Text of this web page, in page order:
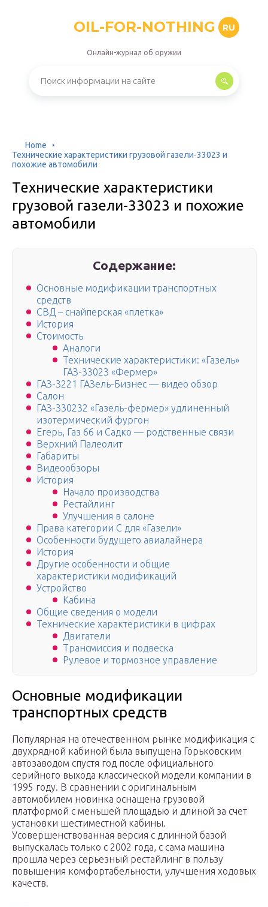
OIL-FOR-NOTHING RU
Онлайн-журнал об оружии
Home
Технические характеристики грузовой газели-33023 и
похожие автомобили
Технические характеристики
грузовой газели-33023 и похожие
автомобили
Содержание:
Основные модификации транспортных
средств
СВД – снайперская «плетка»
История
Стоимость
Аналоги
Технические характеристики: «Газель»
ГАЗ-33023 «Фермер»
ГАЗ-3221 ГАЗель-Бизнес — видео обзор
Салон
ГАЗ-330232 «Газель-фермер» удлиненный
изотермический фургон
Егерь, Газ 66 и Садко — родственные связи
Верхний Палеолит
Габариты
Видеообзоры
История
Начало производства
Рестайлинг
Улучшения в салоне
Права категории С для «Газели»
Особенности будущего авиалайнера
История
Другие особенности и общие
характеристики модификаций
Устройство
Кабина
Общие сведения о модели
Технические характеристики в цифрах
Двигатели
Трансмиссия и подвеска
Рулевое и тормозное управление
Основные модификации
транспортных средств
Популярная на отечественном рынке модификация с
двухрядной кабиной была выпущена Горьковским
автозаводом спустя год после официального
серийного выхода классической модели компании в
1995 году. В сравнении с оригинальным
автомобилем новинка оснащена грузовой
платформой с меньшей площадью и длиной за счет
установки шестиместной кабины.
Усовершенствованная версия с длинной базой
выпускалась только с 2002 года, с сама машина
прошла через серьезный рестайлинг в пользу
повышения комфортабельности, улучшения ходовых
качеств.